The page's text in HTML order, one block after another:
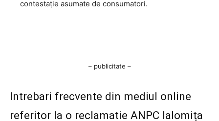
contestație asumate de consumatori.
– publicitate –
Intrebari frecvente din mediul online
referitor la o reclamatie ANPC Ialomița